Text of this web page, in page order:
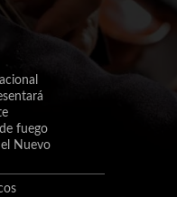
fuego
Nuevo